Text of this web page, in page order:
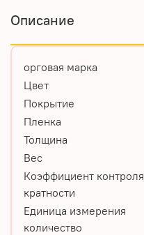
Описание
орговая марка
Цвет
Покрытие
Пленка
Толщина
Вес
Коэффициент контроля
кратности
Единица измерения
количество